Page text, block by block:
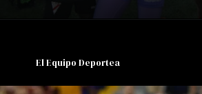
El Equipo Deportea